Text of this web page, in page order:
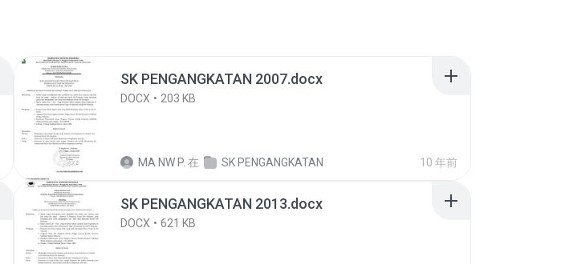
SK PENGANGKATAN 2007.docx
DOCX 203 KB
MA NW P. 在 SK PENGANGKATAN 10 年前
SK PENGANGKATAN 2013.docx
DOCX 621 KB